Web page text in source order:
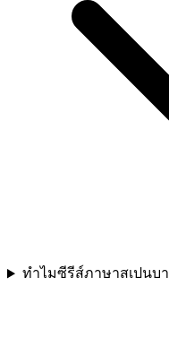
ทำไมซีรีส์ภาษาสเปนบ